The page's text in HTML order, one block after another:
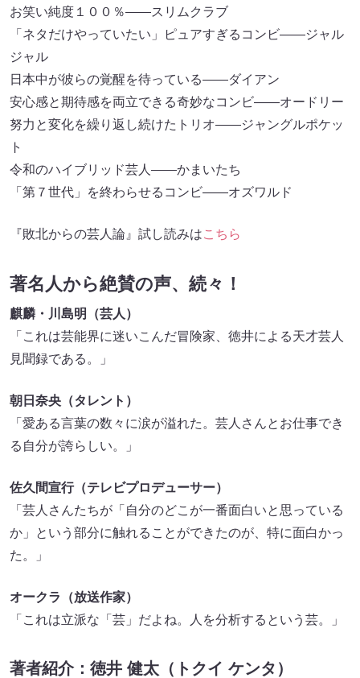
お笑い純度１００％――スリムクラブ
「ネタだけやっていたい」ピュアすぎるコンビ――ジャル
ジャル
日本中が彼らの覚醒を待っている――ダイアン
安心感と期待感を両立できる奇妙なコンビ――オードリー
努力と変化を繰り返し続けたトリオ――ジャングルポケッ
ト
令和のハイブリッド芸人――かまいたち
「第７世代」を終わらせるコンビ――オズワルド
『敗北からの芸人論』試し読みはこちら
著名人から絶賛の声、続々！
麒麟・川島明（芸人）
「これは芸能界に迷いこんだ冒険家、徳井による天才芸人
見聞録である。」
朝日奈央（タレント）
「愛ある言葉の数々に涙が溢れた。芸人さんとお仕事でき
る自分が誇らしい。」
佐久間宣行（テレビプロデューサー）
「芸人さんたちが「自分のどこが一番面白いと思っている
か」という部分に触れることができたのが、特に面白かっ
た。」
オークラ（放送作家）
「これは立派な「芸」だよね。人を分析するという芸。」
著者紹介：徳井 健太（トクイ ケンタ）